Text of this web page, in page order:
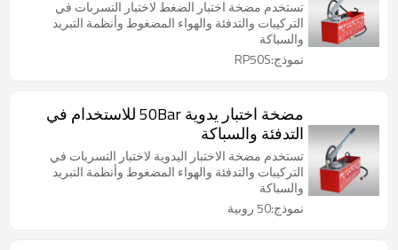
تستخدم مضخة اختبار الضغط لاختبار التسربات في
التركيبات والتدفئة والهواء المضغوط وأنظمة التبريد
والسباكة
نموذج:RP50S
مضخة اختبار يدوية 50Bar للاستخدام في
التدفئة والسباكة
تستخدم مضخة الاختبار اليدوية لاختبار التسربات في
التركيبات والتدفئة والهواء المضغوط وأنظمة التبريد
والسباكة
نموذج:50 روبية